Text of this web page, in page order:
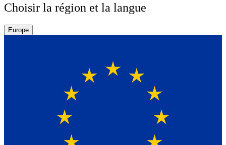
Choisir la région et la langue
Europe